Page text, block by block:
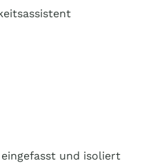
eingefasst und isoliert